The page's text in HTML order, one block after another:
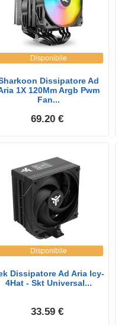
Disponibile
Dissipatore Ad
1X 120Mm Argb Pwm
Fan...
69.20 €
Disponibile
Dissipatore Ad Aria Icy-
4Hat - Skt Universal...
33.59 €